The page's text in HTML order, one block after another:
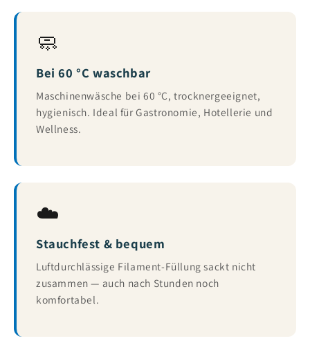
🧼
Bei 60 °C waschbar
Maschinenwäsche bei 60 °C, trocknergeeignet,
hygienisch. Ideal für Gastronomie, Hotellerie und
Wellness.
☁️
Stauchfest & bequem
Luftdurchlässige Filament-Füllung sackt nicht
zusammen — auch nach Stunden noch
komfortabel.